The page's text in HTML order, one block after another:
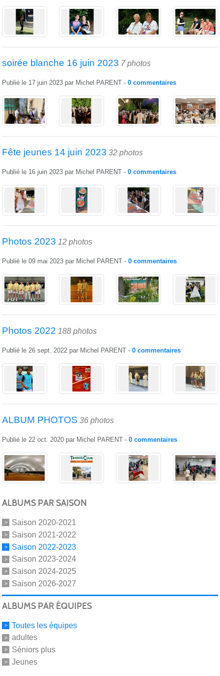
soirée blanche 16 juin 2023 7 photos
Publié le 17 juin 2023 par Michel PARENT - 0 commentaires
Fête jeunes 14 juin 2023 32 photos
Publié le 16 juin 2023 par Michel PARENT - 0 commentaires
Photos 2023 12 photos
Publié le 09 mai 2023 par Michel PARENT - 0 commentaires
Photos 2022 188 photos
Publié le 26 sept. 2022 par Michel PARENT - 0 commentaires
ALBUM PHOTOS 36 photos
Publié le 22 oct. 2020 par Michel PARENT - 0 commentaires
ALBUMS PAR SAISON
Saison 2020-2021
Saison 2021-2022
Saison 2022-2023
Saison 2023-2024
Saison 2024-2025
Saison 2026-2027
ALBUMS PAR ÉQUIPES
Toutes les équipes
adultes
Séniors plus
Jeunes